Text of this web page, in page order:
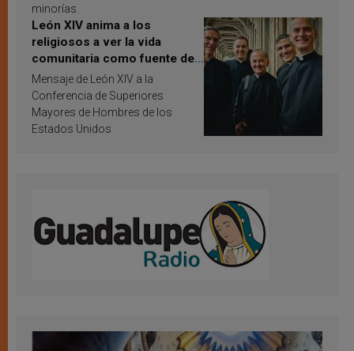
minorías.
León XIV anima a los
religiosos a ver la vida
comunitaria como fuente de
inspiración y santificación
Mensaje de León XIV a la
Conferencia de Superiores
Mayores de Hombres de los
Estados Unidos